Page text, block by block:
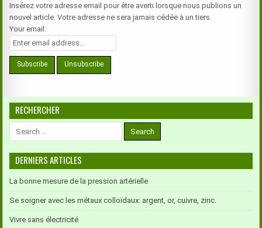
Insérez votre adresse email pour être averti lorsque nous publions un
nouvel article. Votre adresse ne sera jamais cédée à un tiers.
Your email:
RECHERCHER
DERNIERS ARTICLES
La bonne mesure de la pression artérielle
Se soigner avec les métaux colloïdaux: argent, or, cuivre, zinc.
Vivre sans électricité